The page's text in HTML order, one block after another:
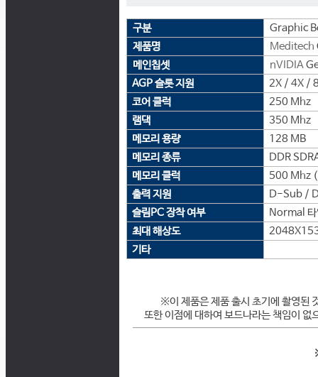
구분
Graphic
제품명
Meditech
메인칩셋
nVIDIA
AGP 슬롯 지원
2X / 4X /
코어 클럭
250 Mhz
램댁
350 Mhz
메모리 용량
128 MB
메모리 종류
DDR
메모리 클럭
500 Mhz
출력 지원
D-Sub /
슬림PC 장착 여부
Normal 타
최대 해상도
기타
※이 제품은 제품 출시 초기에 촬영된
또한 이점에 대하여 보드나라는 책임이 없